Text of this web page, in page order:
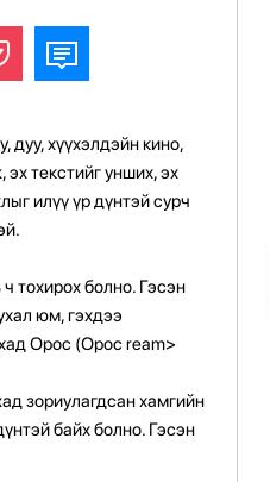
дуу, хүүхэлдэйн кино,
эх текстийг унших, эх
илүү үр дүнтэй сурч
тохирох болно. Гэсэн
юм, гэхдээ
Орос (Орос ream>
зориулагдсан хамгийн
байх болно. Гэсэн